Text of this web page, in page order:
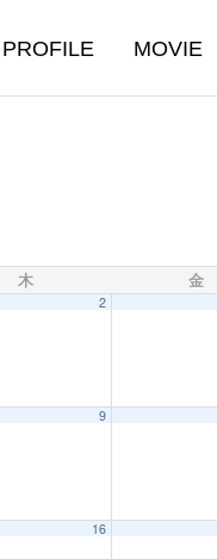
PROFILE MOVIE
木 金
2
9
16